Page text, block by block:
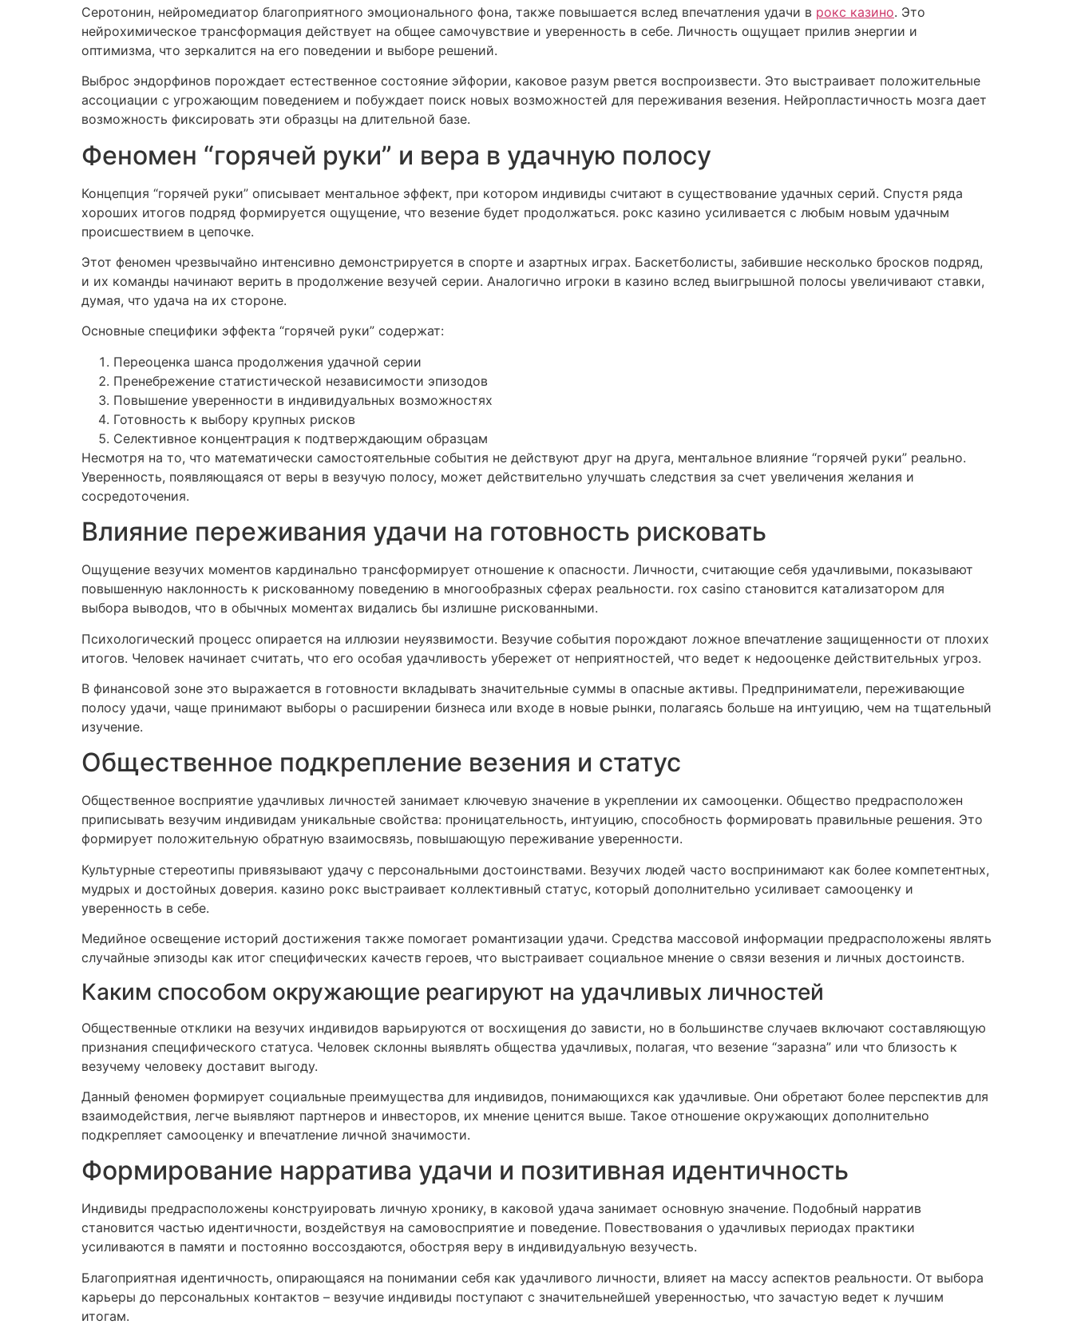
Серотонин, нейромедиатор благоприятного эмоционального фона, также повышается вслед впечатления удачи в рокс казино. Это
нейрохимическое трансформация действует на общее самочувствие и уверенность в себе. Личность ощущает прилив энергии и
оптимизма, что зеркалится на его поведении и выборе решений.
Выброс эндорфинов порождает естественное состояние эйфории, каковое разум рвется воспроизвести. Это выстраивает положительные
ассоциации с угрожающим поведением и побуждает поиск новых возможностей для переживания везения. Нейропластичность мозга дает
возможность фиксировать эти образцы на длительной базе.
Феномен “горячей руки” и вера в удачную полосу
Концепция “горячей руки” описывает ментальное эффект, при котором индивиды считают в существование удачных серий. Спустя ряда
хороших итогов подряд формируется ощущение, что везение будет продолжаться. рокс казино усиливается с любым новым удачным
происшествием в цепочке.
Этот феномен чрезвычайно интенсивно демонстрируется в спорте и азартных играх. Баскетболисты, забившие несколько бросков подряд,
и их команды начинают верить в продолжение везучей серии. Аналогично игроки в казино вслед выигрышной полосы увеличивают ставки,
думая, что удача на их стороне.
Основные специфики эффекта “горячей руки” содержат:
Переоценка шанса продолжения удачной серии
Пренебрежение статистической независимости эпизодов
Повышение уверенности в индивидуальных возможностях
Готовность к выбору крупных рисков
Селективное концентрация к подтверждающим образцам
Несмотря на то, что математически самостоятельные события не действуют друг на друга, ментальное влияние “горячей руки” реально.
Уверенность, появляющаяся от веры в везучую полосу, может действительно улучшать следствия за счет увеличения желания и
сосредоточения.
Влияние переживания удачи на готовность рисковать
Ощущение везучих моментов кардинально трансформирует отношение к опасности. Личности, считающие себя удачливыми, показывают
повышенную наклонность к рискованному поведению в многообразных сферах реальности. rox casino становится катализатором для
выбора выводов, что в обычных моментах видались бы излишне рискованными.
Психологический процесс опирается на иллюзии неуязвимости. Везучие события порождают ложное впечатление защищенности от плохих
итогов. Человек начинает считать, что его особая удачливость убережет от неприятностей, что ведет к недооценке действительных угроз.
В финансовой зоне это выражается в готовности вкладывать значительные суммы в опасные активы. Предприниматели, переживающие
полосу удачи, чаще принимают выборы о расширении бизнеса или входе в новые рынки, полагаясь больше на интуицию, чем на тщательный
изучение.
Общественное подкрепление везения и статус
Общественное восприятие удачливых личностей занимает ключевую значение в укреплении их самооценки. Общество предрасположен
приписывать везучим индивидам уникальные свойства: проницательность, интуицию, способность формировать правильные решения. Это
формирует положительную обратную взаимосвязь, повышающую переживание уверенности.
Культурные стереотипы привязывают удачу с персональными достоинствами. Везучих людей часто воспринимают как более компетентных,
мудрых и достойных доверия. казино рокс выстраивает коллективный статус, который дополнительно усиливает самооценку и
уверенность в себе.
Медийное освещение историй достижения также помогает романтизации удачи. Средства массовой информации предрасположены являть
случайные эпизоды как итог специфических качеств героев, что выстраивает социальное мнение о связи везения и личных достоинств.
Каким способом окружающие реагируют на удачливых личностей
Общественные отклики на везучих индивидов варьируются от восхищения до зависти, но в большинстве случаев включают составляющую
признания специфического статуса. Человек склонны выявлять общества удачливых, полагая, что везение “заразна” или что близость к
везучему человеку доставит выгоду.
Данный феномен формирует социальные преимущества для индивидов, понимающихся как удачливые. Они обретают более перспектив для
взаимодействия, легче выявляют партнеров и инвесторов, их мнение ценится выше. Такое отношение окружающих дополнительно
подкрепляет самооценку и впечатление личной значимости.
Формирование нарратива удачи и позитивная идентичность
Индивиды предрасположены конструировать личную хронику, в каковой удача занимает основную значение. Подобный нарратив
становится частью идентичности, воздействуя на самовосприятие и поведение. Повествования о удачливых периодах практики
усиливаются в памяти и постоянно воссоздаются, обостряя веру в индивидуальную везучесть.
Благоприятная идентичность, опирающаяся на понимании себя как удачливого личности, влияет на массу аспектов реальности. От выбора
карьеры до персональных контактов – везучие индивиды поступают с значительнейшей уверенностью, что зачастую ведет к лучшим
итогам.